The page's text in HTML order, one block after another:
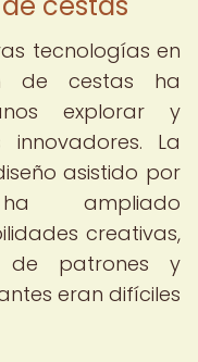
tecnologías en
de cestas ha
explorar y
La
asistido por
ampliado
creativas,
de patrones y
eran difíciles